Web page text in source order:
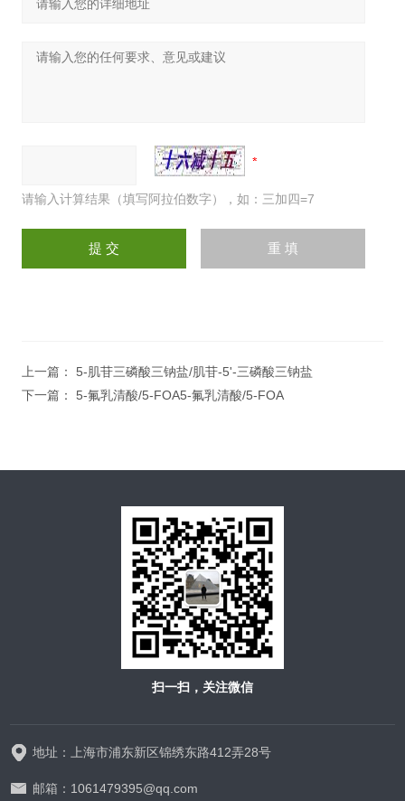
请输入计算结果（填写阿拉伯数字），如：三加四=7
上一篇： 5-肌苷三磷酸三钠盐/肌苷-5'-三磷酸三钠盐
下一篇： 5-氟乳清酸/5-FOA5-氟乳清酸/5-FOA
扫一扫，关注微信
地址：上海市浦东新区锦绣东路412弄28号
邮箱：1061479395@qq.com